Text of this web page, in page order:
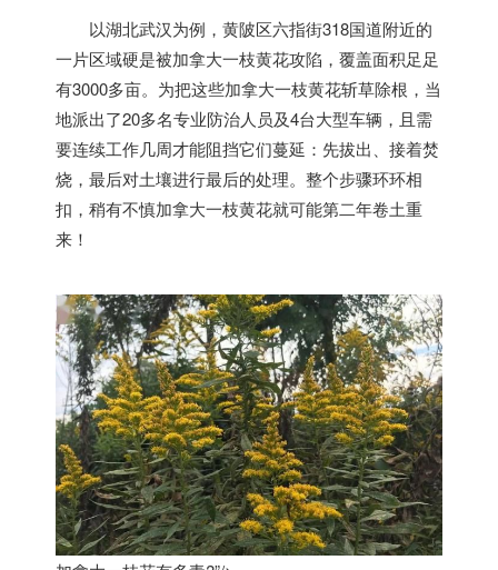
以湖北武汉为例，黄陂区六指街318国道附近的
一片区域硬是被加拿大一枝黄花攻陷，覆盖面积足足
有3000多亩。为把这些加拿大一枝黄花斩草除根，当
地派出了20多名专业防治人员及4台大型车辆，且需
要连续工作几周才能阻挡它们蔓延：先拔出、接着焚
烧，最后对土壤进行最后的处理。整个步骤环环相
扣，稍有不慎加拿大一枝黄花就可能第二年卷土重
来！